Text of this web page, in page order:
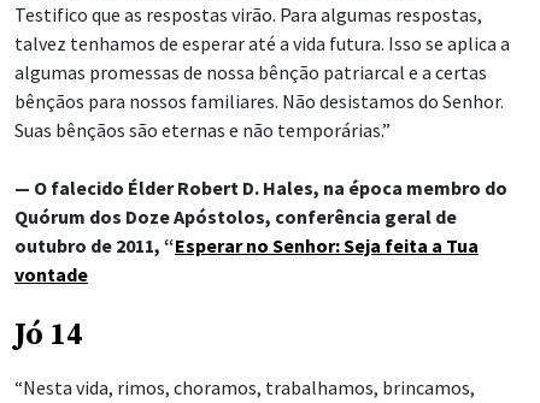
Testifico que as respostas virão. Para algumas respostas,
talvez tenhamos de esperar até a vida futura. Isso se aplica a
algumas promessas de nossa bênção patriarcal e a certas
bênçãos para nossos familiares. Não desistamos do Senhor.
Suas bênçãos são eternas e não temporárias.”
— O falecido Élder Robert D. Hales, na época membro do
Quórum dos Doze Apóstolos, conferência geral de
outubro de 2011, “Esperar no Senhor: Seja feita a Tua
vontade
Jó 14
“Nesta vida, rimos, choramos, trabalhamos, brincamos,